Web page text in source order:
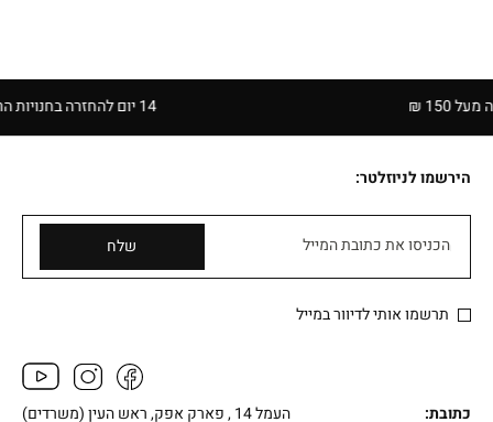
הירשמו לניוזלטר:
הכניסו את כתובת המייל שלח
תרשמו אותי לדיוור במייל
כתובת: העמל 14 , פארק אפק, ראש העין (משרדים)